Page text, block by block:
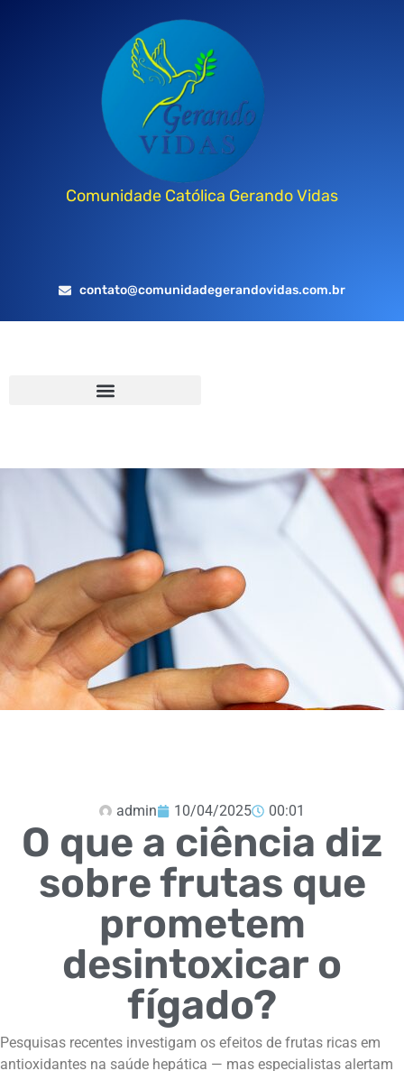
Comunidade Católica Gerando Vidas
contato@comunidadegerandovidas.com.br
admin 10/04/2025 00:01
O que a ciência diz
sobre frutas que
prometem
desintoxicar o
fígado?
Pesquisas recentes investigam os efeitos de frutas ricas em
antioxidantes na saúde hepática — mas especialistas alertam